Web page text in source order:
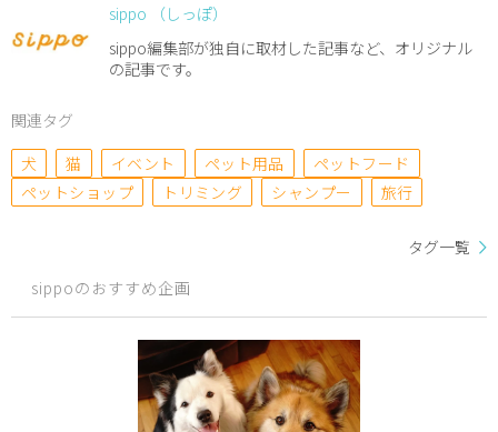
sippo （しっぽ）
sippo編集部が独自に取材した記事など、オリジナル
の記事です。
関連タグ
犬
猫 イベント ペット用品
ペットフード
ペットショップ
トリミング シャンプー 旅行
タグ一覧
sippoのおすすめ企画